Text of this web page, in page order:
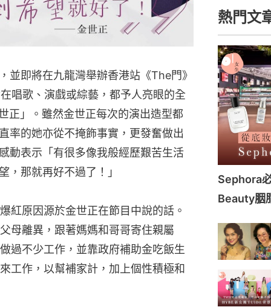
並即將在九龍灣舉辦香港站《The門》
唱歌、演戲或綜藝，都予人亮眼的全
正」。雖然金世正每次的演出造型都
率的她亦從不掩飾事實，更發奮做出
動表示「有很多像我般經歷艱苦生活
，那就再好不過了！」
紅原因源於金世正在節目中說的話。
母離異，跟著媽媽和哥哥寄住親屬
過不少工作，並靠政府補助金吃飯生
工作，以幫補家計，加上個性積極和
熱門文
Sephora
Beauty胭